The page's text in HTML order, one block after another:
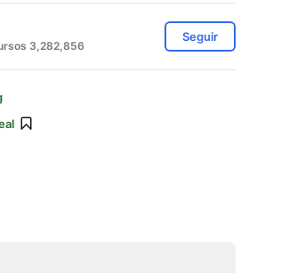
3,282,856
Seguir